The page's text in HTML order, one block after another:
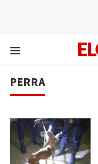
PERRA